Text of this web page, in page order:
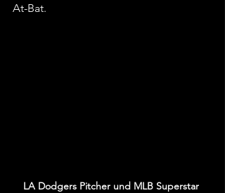
At-Bat.
LA Dodgers Pitcher und MLB Superstar